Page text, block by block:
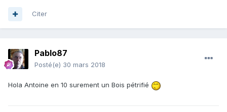
Citer
Pablo87
Posté(e) 30 mars 2018
Hola Antoine en 10 surement un Bois pétrifié